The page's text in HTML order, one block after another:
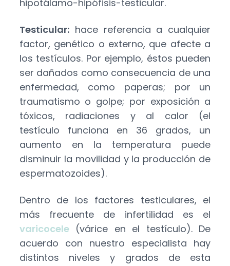
hipotálamo-hipófisis-testicular.
Testicular:hace referencia a cualquier
factor, genético o externo, que afecte a
los testículos. Por ejemplo, éstos pueden
ser dañados como consecuencia de una
enfermedad, como paperas; por un
traumatismo o golpe; por exposición a
tóxicos, radiaciones y al calor (el
testículo funciona en 36 grados, un
aumento en la temperatura puede
disminuir la movilidad y la producción de
espermatozoides).
Dentro de los factores testiculares, el
más frecuente de infertilidad es el
varicocele (várice en el testículo). De
acuerdo con nuestro especialista hay
distintos niveles y grados de esta